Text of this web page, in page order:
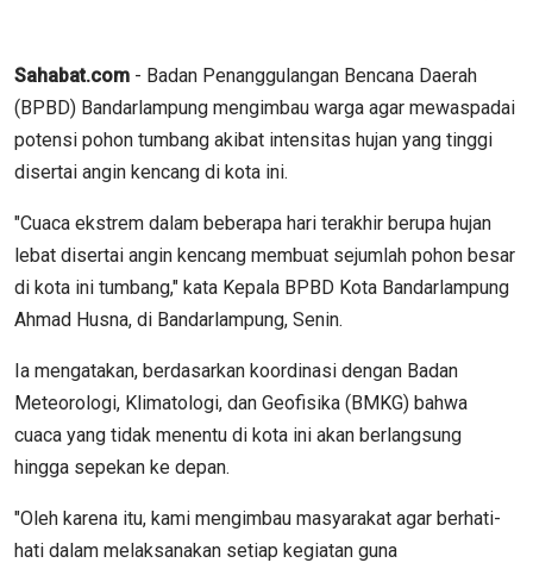
Sahabat.com - Badan Penanggulangan Bencana Daerah
(BPBD) Bandarlampung mengimbau warga agar mewaspadai
potensi pohon tumbang akibat intensitas hujan yang tinggi
disertai angin kencang di kota ini.
"Cuaca ekstrem dalam beberapa hari terakhir berupa hujan
lebat disertai angin kencang membuat sejumlah pohon besar
di kota ini tumbang," kata Kepala BPBD Kota Bandarlampung
Ahmad Husna, di Bandarlampung, Senin.
Ia mengatakan, berdasarkan koordinasi dengan Badan
Meteorologi, Klimatologi, dan Geofisika (BMKG) bahwa
cuaca yang tidak menentu di kota ini akan berlangsung
hingga sepekan ke depan.
"Oleh karena itu, kami mengimbau masyarakat agar berhati-
hati dalam melaksanakan setiap kegiatan guna